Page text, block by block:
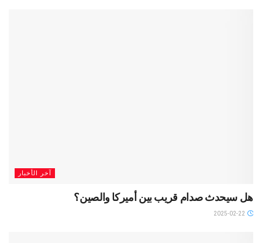
آخر الأخبار
هل سيحدث صدام قريب بين أميركا والصين؟